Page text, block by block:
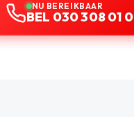
NU BEREIKBAAR
BEL 030 308 01